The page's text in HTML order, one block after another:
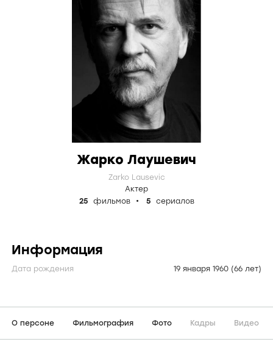
Жарко Лаушевич
Zarko Lausevic
Актер
25
фильмов 5 сериалов
Информация
Дата рождения 19 января 1960 (66 лет)
О персоне Фильмография Фото Кадры Видео